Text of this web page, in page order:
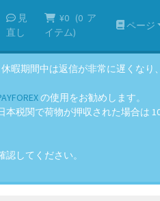
見
直し
¥0 (0 ア
イテム)
ページ
暇期間中は返信が非常に遅くな
の使用をお勧めします。
税関で荷物が押収された場合は
してください。